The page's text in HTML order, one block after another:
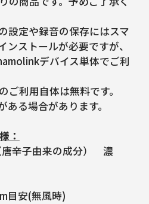
定や録音の保存にはスマ
ストールが必要ですが、
デバイス単体でご利
利用自体は無料です。
る場合があります。
：
辛子由来の成分） 濃
目安(無風時)